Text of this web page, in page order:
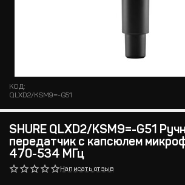
КОД:
QLXD2/KSM9=-G51
SHURE QLXD2/KSM9=-G51
передатчик с капсюлем
470-534 МГц
Написать отзыв